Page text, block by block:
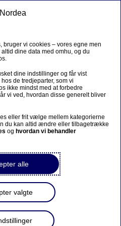
på norsk
er nået for
bruger vi cookies – vores egne men
dine data med omhu, og du
dine indstillinger og får vist
de tredjeparter, som vi
ikke mindst med at forbedre
vi ved, hvordan disse generelt bliver
eller frit vælge mellem kategorierne
du kan altid ændre eller tilbagetrække
og hvordan vi behandler
alle
valgte